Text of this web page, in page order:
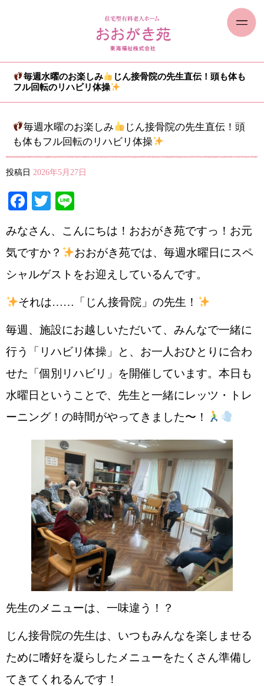
毎週水曜のお楽しみ
じん接骨院の先生直伝！頭も体も
フル回転のリハビリ体操
毎週水曜のお楽しみ
じん接骨院の先生直伝！頭
も体もフル回転のリハビリ体操
投稿日 2026年5月27日
Facebook
Twitter
みなさん、こんにちは！おおがき苑ですっ！お元
気ですか？
おおがき苑では、毎週水曜日にスペ
シャルゲストをお迎えしているんです。
それは……「じん接骨院」の先生！
毎週、施設にお越しいただいて、みんなで一緒に
行う「リハビリ体操」と、お一人おひとりに合わ
せた「個別リハビリ」を開催しています。本日も
水曜日ということで、先生と一緒にレッツ・トレ
ーニング！の時間がやってきました〜！‍
先生のメニューは、一味違う！？
じん接骨院の先生は、いつもみんなを楽しませる
ために嗜好を凝らしたメニューをたくさん準備し
てきてくれるんです！